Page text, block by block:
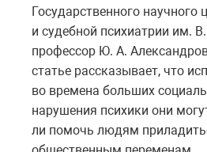
Государственного научного
и судебной психиатрии им.
профессор Ю. А.
статье рассказывает, что
во времена больших
нарушения психики они
ли помочь людям